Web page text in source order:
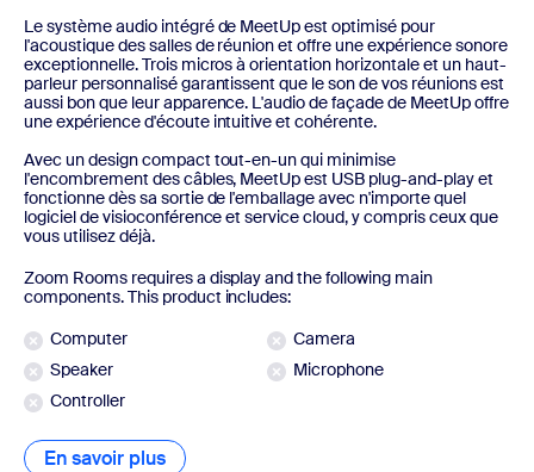
Le système audio intégré de MeetUp est optimisé pour
l'acoustique des salles de réunion et offre une expérience sonore
exceptionnelle. Trois micros à orientation horizontale et un haut-
parleur personnalisé garantissent que le son de vos réunions est
aussi bon que leur apparence. L'audio de façade de MeetUp offre
une expérience d'écoute intuitive et cohérente.
Avec un design compact tout-en-un qui minimise
l'encombrement des câbles, MeetUp est USB plug-and-play et
fonctionne dès sa sortie de l'emballage avec n'importe quel
logiciel de visioconférence et service cloud, y compris ceux que
vous utilisez déjà.
Zoom Rooms requires a display and the following main
components. This product includes:
Computer
Camera
Speaker
Microphone
Controller
En savoir plus En savoir plus